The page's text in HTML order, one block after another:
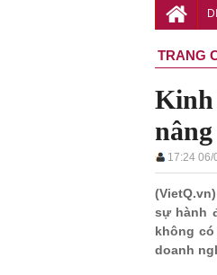
TRANG
Kinh
17:24 06/
sự hành
không
doanh